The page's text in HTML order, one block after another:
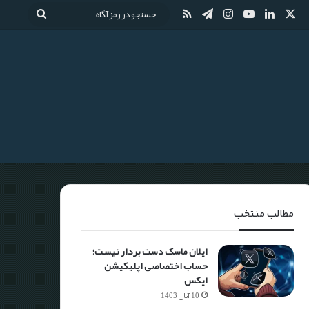
مطالب منتخب
ایلان ماسک دست بردار نیست؛
حساب اختصاصی اپلیکیشن
ایکس
10 آبان 1403